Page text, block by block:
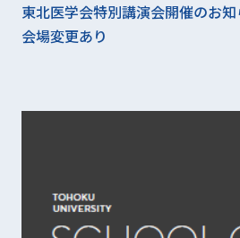
東北医学会特別講演会開催のお
会場変更あり